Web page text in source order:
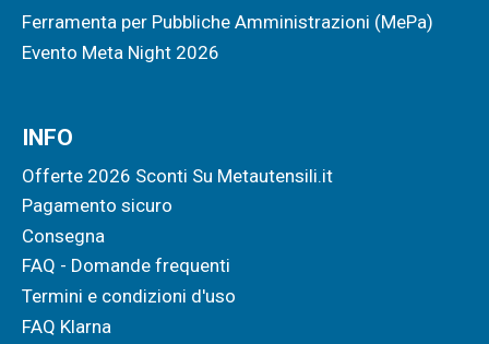
Ferramenta per Pubbliche Amministrazioni (MePa)
Evento Meta Night 2026
INFO
Offerte 2026 Sconti Su Metautensili.it
Pagamento sicuro
Consegna
FAQ - Domande frequenti
Termini e condizioni d'uso
FAQ Klarna